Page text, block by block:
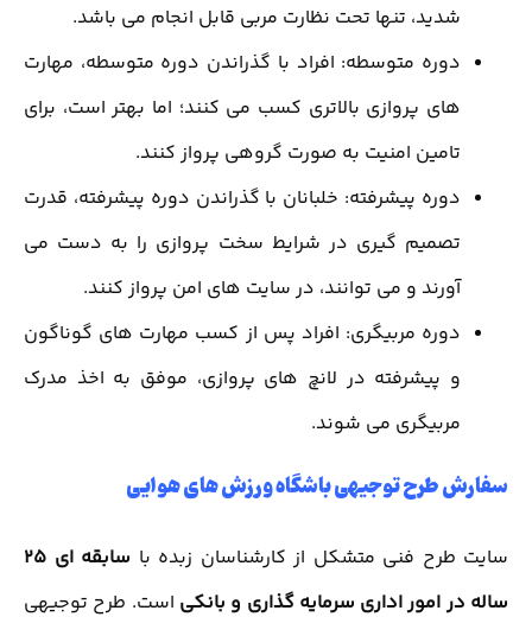
شدید، تنها تحت نظارت مربی قابل انجام می باشد.
دوره متوسطه: افراد با گذراندن دوره متوسطه، مهارت
های پروازی بالاتری کسب می کنند؛ اما بهتر است، برای
تامین امنیت به صورت گروهی پرواز کنند.
دوره پیشرفته: خلبانان با گذراندن دوره پیشرفته، قدرت
تصمیم گیری در شرایط سخت پروازی را به دست می
آورند و می توانند، در سایت های امن پرواز کنند.
دوره مربیگری: افراد پس از کسب مهارت های گوناگون
و پیشرفته در لانچ های پروازی، موفق به اخذ مدرک
مربیگری می شوند.
سفارش طرح توجیهی باشگاه ورزش های هوایی
سایت طرح فنی متشکل از کارشناسان زبده با
سابقه ای 25
ساله در امور اداری سرمایه گذاری و بانکی است. طرح توجیهی